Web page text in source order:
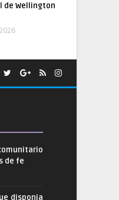
de Wellington
de fe
disponia